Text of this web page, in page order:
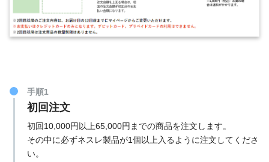
手順1
初回注文
初回10,000円以上65,000円までの商品を注文します。
その中に必ずネスレ製品が1個以上入るように注文してくださ
い。